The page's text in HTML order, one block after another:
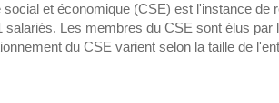
social et économique (CSE) est l'instance de
salariés. Les membres du CSE sont élus
du CSE varient selon la taille de